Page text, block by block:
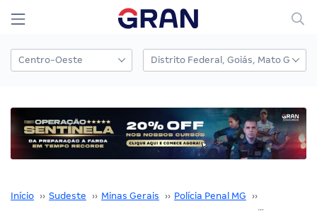
Início ›› Sudeste ›› Minas Gerais ›› Polícia Penal MG ››